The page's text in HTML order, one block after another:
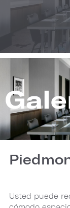
Usted puede